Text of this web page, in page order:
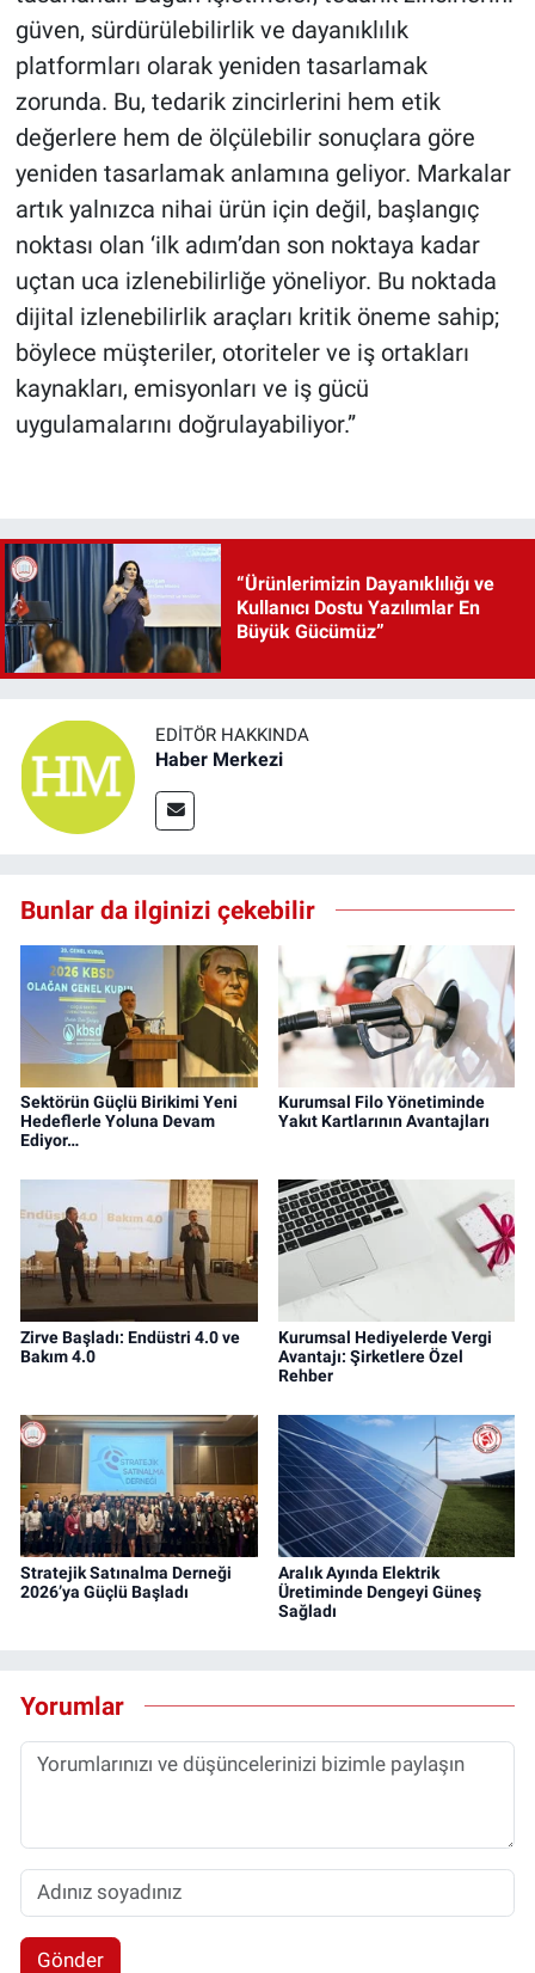
güven, sürdürülebilirlik ve dayanıklılık
platformları olarak yeniden tasarlamak
zorunda. Bu, tedarik zincirlerini hem etik
değerlere hem de ölçülebilir sonuçlara göre
yeniden tasarlamak anlamına geliyor. Markalar
artık yalnızca nihai ürün için değil, başlangıç
noktası olan ‘ilk adım’dan son noktaya kadar
uçtan uca izlenebilirliğe yöneliyor. Bu noktada
dijital izlenebilirlik araçları kritik öneme sahip;
böylece müşteriler, otoriteler ve iş ortakları
kaynakları, emisyonları ve iş gücü
uygulamalarını doğrulayabiliyor.”
“Ürünlerimizin Dayanıklılığı ve
Kullanıcı Dostu Yazılımlar En
Büyük Gücümüz”
EDITÖR HAKKINDA
Haber Merkezi
Bunlar da ilginizi çekebilir
Sektörün Güçlü Birikimi Yeni
Hedeflerle Yoluna Devam
Ediyor…
Kurumsal Filo Yönetiminde
Yakıt Kartlarının Avantajları
Zirve Başladı: Endüstri 4.0 ve
Bakım 4.0
Kurumsal Hediyelerde Vergi
Avantajı: Şirketlere Özel
Rehber
Stratejik Satınalma Derneği
2026’ya Güçlü Başladı
Aralık Ayında Elektrik
Üretiminde Dengeyi Güneş
Sağladı
Yorumlar
Gönder